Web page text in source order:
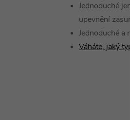
Jednoduché
upevnění
Jednoduché a
Váháte, jaký